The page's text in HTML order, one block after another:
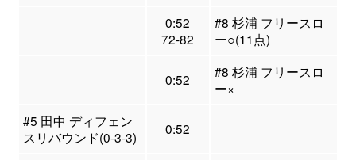
0:52
72-82
#8 杉浦 フリースロ
ー○(11点)
0:52
#8 杉浦 フリースロ
ー×
#5 田中 ディフェン
スリバウンド(0-3-3)
0:52